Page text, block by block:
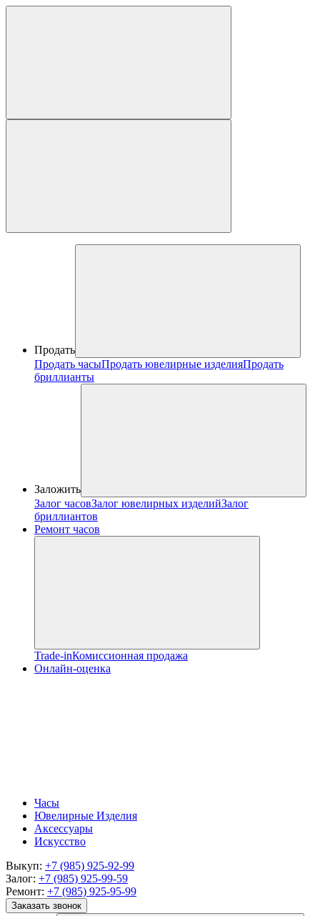
Продать
Продать часыПродать ювелирные изделияПродать
бриллианты
Заложить
Залог часовЗалог ювелирных изделийЗалог
бриллиантов
Ремонт часов
Trade-inКомиссионная продажа
Онлайн-оценка
Часы
Ювелирные Изделия
Аксессуары
Искусство
Выкуп: +7 (985) 925-92-99
Залог: +7 (985) 925-99-59
Ремонт: +7 (985) 925-95-99
Заказать звонок